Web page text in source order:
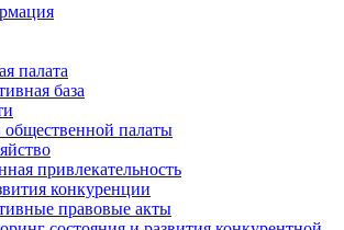
палата
база
общественной палаты
привлекательность
конкуренции
правовые акты